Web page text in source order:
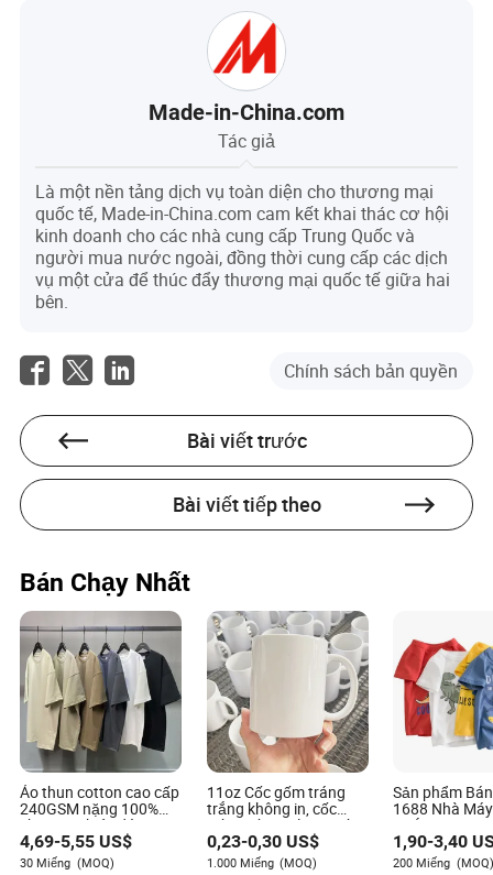
Made-in-China.com
Tác giả
Là một nền tảng dịch vụ toàn diện cho thương mại
quốc tế, Made-in-China.com cam kết khai thác cơ hội
kinh doanh cho các nhà cung cấp Trung Quốc và
người mua nước ngoài, đồng thời cung cấp các dịch
vụ một cửa để thúc đẩy thương mại quốc tế giữa hai
bên.
Chính sách bản quyền
Bài viết trước
Bài viết tiếp theo
Bán Chạy Nhất
Áo thun cotton cao cấp
240GSM nặng 100%
cho nam, kiểu dáng
oversized boxy, in logo
tùy chỉnh, nhãn hiệu
4,69-5,55 US$
30 Miếng (MOQ)
11oz Cốc gốm tráng
trắng không in, cốc
gốm trống in logo, cốc
gốm tùy chỉnh, cốc in
chuyển nhiệt
0,23-0,30US$
1.000 Miếng (MOQ)
Sản phẩm
1688 Nhà
Ngắn Tay Trẻ
Hình Động
Hình Áo Thun
1,90-3,40
200 Miếng (MOQ)